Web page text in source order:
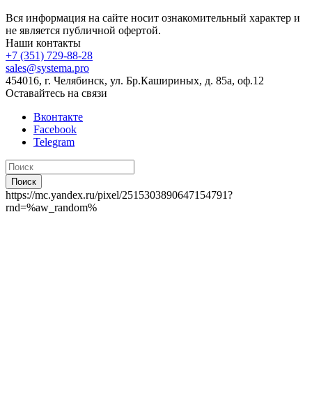
Вся информация на сайте носит ознакомительный характер и
не является публичной офертой.
Наши контакты
+7 (351) 729-88-28
sales@systema.pro
454016, г. Челябинск, ул. Бр.Кашириных, д. 85а, оф.12
Оставайтесь на связи
Вконтакте
Facebook
Telegram
Поиск
https://mc.yandex.ru/pixel/2515303890647154791?
rnd=%aw_random%